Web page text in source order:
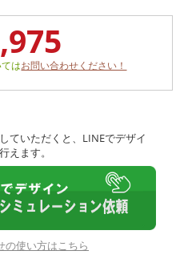
はお問い合わせください！
ていただくと、LINEでデザイ
えます。
の使い方はこちら